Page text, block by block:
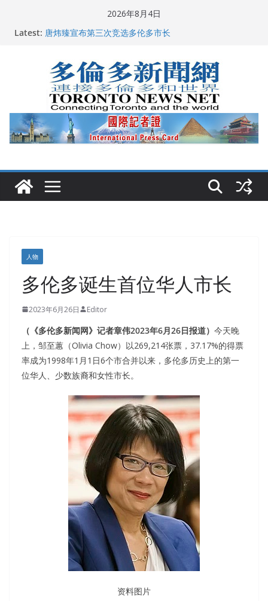
2026年8月4日
Latest: 典纪实
2026加拿大青少年儿童绘画比赛颁奖典礼多伦多举行
龚晓华参加多伦多骄傲大游行 与市民分享竞选理念
多伦多市长选举拉开帷幕 多名华人候选人宣布角逐
人物
多伦多诞生首位华人市长
2023年6月26日 Editor
（《多伦多新闻网》记者章伟2023年6月26日报道） 今天晚
上，邹至蕙（Olivia Chow）以269,214张票，37.17%的得票
率成为1998年1月1日6个市合并以来， 多伦多历史上的第一
位华人、少数族裔和女性市长。
资料图片